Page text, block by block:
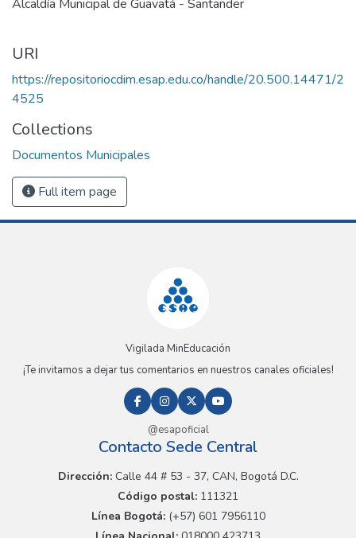
Alcaldía Municipal de Guavatá - Santander
URI
https://repositoriocdim.esap.edu.co/handle/20.500.14471/2
4525
Collections
Documentos Municipales
Full item page
Vigilada MinEducación
¡Te invitamos a dejar tus comentarios en nuestros canales oficiales!
@esapoficial
Contacto Sede Central
Dirección:Calle 44 # 53 - 37, CAN, Bogotá D.C.
Código postal: 111321
Línea Bogotá:(+57) 601 7956110